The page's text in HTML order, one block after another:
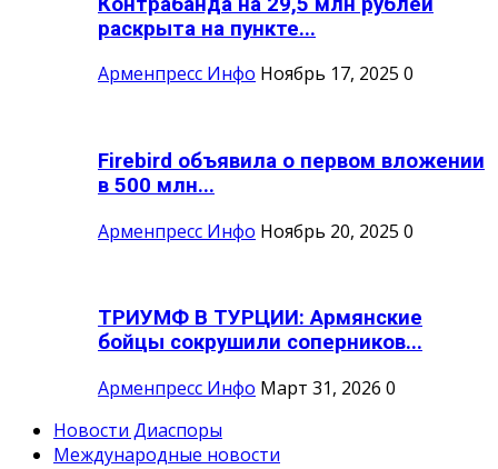
раскрыта на пункте...
Арменпресс Инфо Ноябрь 17, 2025 0
Firebird объявила о первом вложении
в 500 млн...
Арменпресс Инфо Ноябрь 20, 2025 0
ТРИУМФ В ТУРЦИИ: Армянские
бойцы сокрушили соперников...
Арменпресс Инфо Март 31, 2026 0
Новости Диаспоры
Международные новости